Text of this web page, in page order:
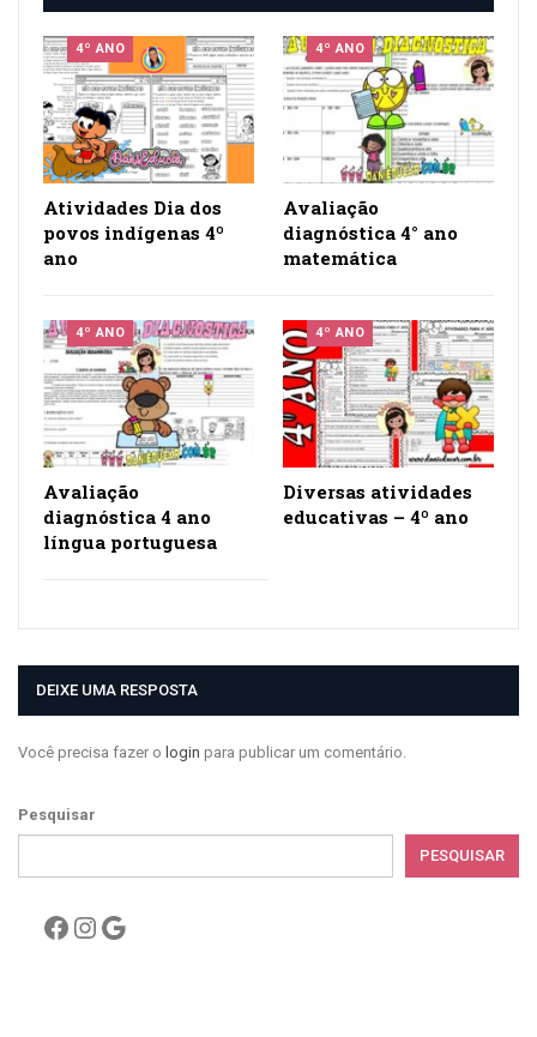
4º ANO
Atividades Dia dos
povos indígenas 4º
ano
4º ANO
Avaliação
diagnóstica 4° ano
matemática
4º ANO
Avaliação
diagnóstica 4 ano
língua portuguesa
4º ANO
Diversas atividades
educativas – 4º ano
DEIXE UMA RESPOSTA
Você precisa fazer o login para publicar um comentário.
Pesquisar
PESQUISAR
Facebook
Instagram
Google